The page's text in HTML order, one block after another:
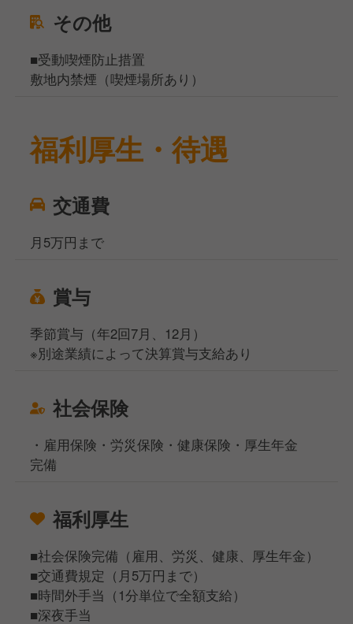
その他
■受動喫煙防止措置
敷地内禁煙（喫煙場所あり）
福利厚生・待遇
交通費
月5万円まで
賞与
季節賞与（年2回7月、12月）
※別途業績によって決算賞与支給あり
社会保険
・雇用保険・労災保険・健康保険・厚生年金
完備
福利厚生
■社会保険完備（雇用、労災、健康、厚生年金）
■交通費規定（月5万円まで）
■時間外手当（1分単位で全額支給）
■深夜手当